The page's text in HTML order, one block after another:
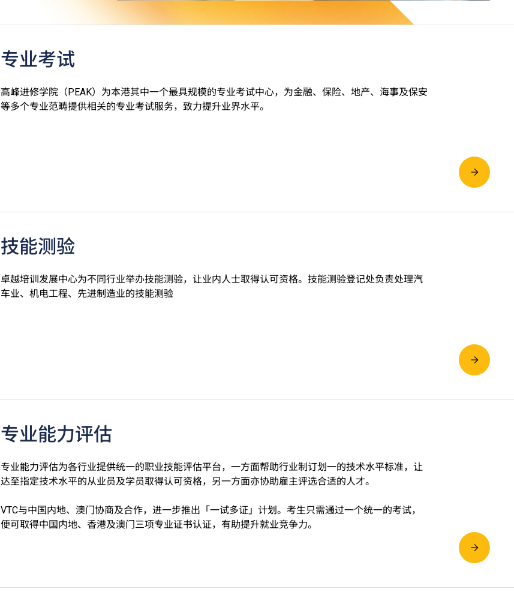
专业考试
高峰进修学院（PEAK）为本港其中一个最具规模的专业考试中心，为金融、保险、地产、海事及保安
等多个专业范畴提供相关的专业考试服务，致力提升业界水平。
技能测验
卓越培训发展中心为不同行业举办技能测验，让业内人士取得认可资格。技能测验登记处负责处理汽
车业、机电工程、先进制造业的技能测验
专业能力评估
专业能力评估为各行业提供统一的职业技能评估平台，一方面帮助行业制订划一的技术水平标准，让
达至指定技术水平的从业员及学员取得认可资格，另一方面亦协助雇主评选合适的人才。
VTC与中国内地、澳门协商及合作，进一步推出「一试多证」计划。考生只需通过一个统一的考试，
便可取得中国内地、香港及澳门三项专业证书认证，有助提升就业竞争力。